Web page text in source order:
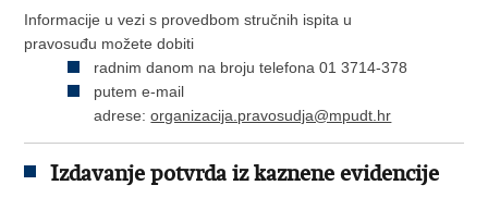
Informacije u vezi s provedbom stručnih ispita u
pravosuđu možete dobiti
radnim danom na broju telefona 01 3714-378
putem e-mail
adrese:organizacija.pravosudja@mpudt.hr
Izdavanje potvrda iz kaznene evidencije